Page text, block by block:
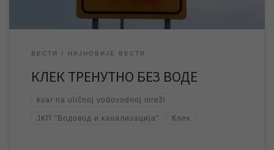
ВЕСТИ НАЈНОВИЈЕ ВЕСТИ
КЛЕК ТРЕНУТНО БЕЗ ВОДЕ
kvar na uličnoj vodovodnoj mreži
ЈКП "Водовод и канализација" Клек